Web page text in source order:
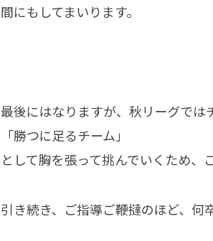
間にもしてまいります。
最後にはなりますが、秋リーグでは
「勝つに足るチーム」
として胸を張って挑んでいくため、
引き続き、ご指導ご鞭撻のほど、何